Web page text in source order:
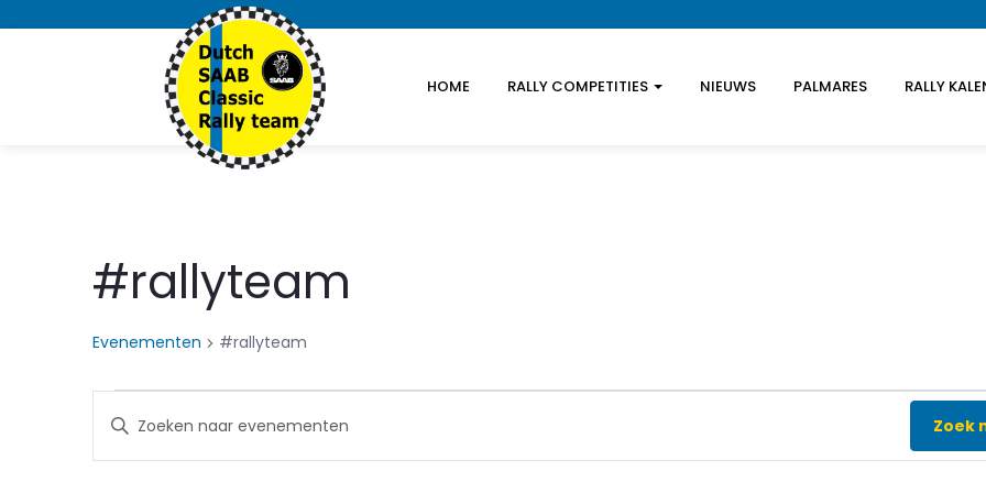
HOME RALLY COMPETITIES NIEUWS PALMARES RALLY
#rallyteam
Evenementen #rallyteam
Evenementen
in
Evenementen
Zoeken
Vul
Zoek